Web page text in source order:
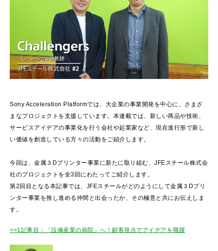
Sony Acceleration Platformでは、大企業の事業開発を中心に、さまざ
まなプロジェクトを支援しています。本連載では、新しい商品や技術、
サービスアイデアの事業化を行う会社や起業家など、現在進行形で新し
い価値を創造している方々の活動をご紹介します。
今回は、金属３Dプリンター事業に新たに取り組む、JFEスチール株式会
社のプロジェクトを全3回にわたってご紹介します。
第2回目となる本記事では、JFEスチールがどのようにして金属３Dプリ
ンター事業を推し進める仲間と出会ったか、その極意と共にお伝えしま
す。
>>1記事目：「設備産業の病院」へ！顧客視点でアイデアを飛躍